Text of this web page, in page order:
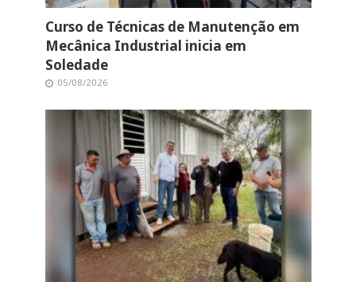
Curso de Técnicas de Manutenção em
Mecânica Industrial inicia em
Soledade
05/08/2026